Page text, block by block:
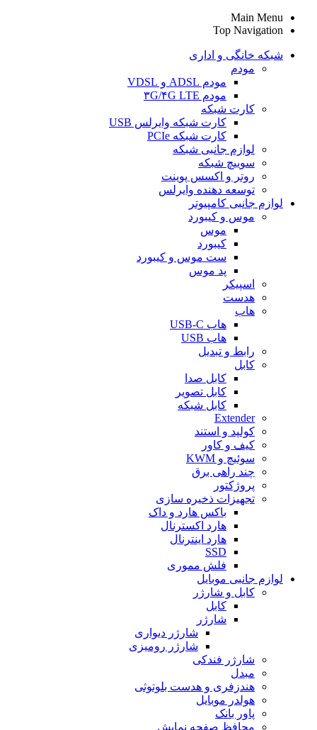
Main Menu
Top Navigation
شبکه خانگی و اداری
مودم
مودم ADSL و VDSL
مودم ۳G/۴G LTE
کارت شبکه
کارت شبکه وایرلس USB
کارت شبکه PCIe
لوازم جانبی شبکه
سوییچ شبکه
روتر و اکسس پوینت
توسعه دهنده وایرلس
لوازم جانبی کامپیوتر
موس و کیبورد
موس
کیبورد
ست موس و کیبورد
پد موس
اسپیکر
هدست
هاب
هاب USB-C
هاب USB
رابط و تبدیل
کابل
کابل صدا
کابل تصویر
کابل شبکه
Extender
کولپد و استند
کیف و کاور
سوئیچ و KWM
چند راهی برق
پروژکتور
تجهیزات ذخیره سازی
باکس هارد و داک
هارد اکسترنال
هارد اینترنال
SSD
فلش مموری
لوازم جانبی موبایل
کابل و شارژر
کابل
شارژر
شارژر دیواری
شارژر رومیزی
شارژر فندکی
مبدل
هندزفری و هدست بلوتوثی
هولدر موبایل
پاور بانک
محافظ صفحه نمایش